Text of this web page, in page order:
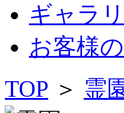
ギャラ
お客様
TOP ＞ 霊